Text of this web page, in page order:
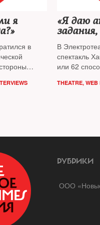
я
в
— Кирилл
ему
завести
«Я даю
сил
В
спектакль
или 62
рассказал
THEATRE, WEB
РУБРИКИ
ООО